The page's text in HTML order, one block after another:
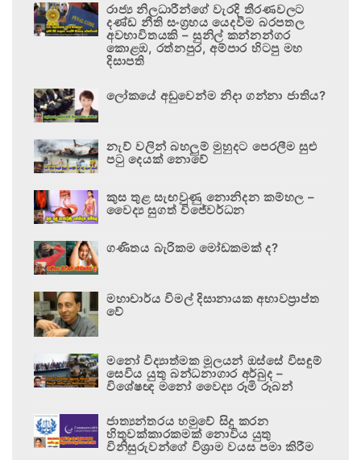
රාජ්‍ය නිලධාරීන්ගේ වැරදි තීරණවලට
දණ්ඩ නීති සංග්‍රහය යෙදවීම බරපතල
අවභාවිතයකි – සුනිල් කන්නන්ගර
කොළඹ, රත්නපුර, අම්පාර හිටපු මහ
දිසාපති
ලෝකයේ අඩුවෙන්ම නිදා ගන්නා ජාතිය?
නැව් වලින් බහලුම් මුහුදට පෙරලීම සුළු
පටු දෙයක් නොවේ
කුස තුළ සැඟවුණු නොනිදන කම්හල –
වෛද්‍ය සුගත් විජේවර්ධන
ගණිතය බැරිකම මෝඩකමක් ද?
මහාචාර්ය විමල් දිසානායක අභාවප්‍රාප්ත
වේ
මනෝ විද්‍යාත්මක මූලයන් ඔස්සේ විසඳුම්
සෙවිය යුතු බන්ධනාගාර අර්බුද –
විශේෂඥ මනෝ වෛද්‍ය රූමි රූබන්
ජාත්‍යන්තරය හමුවේ සිදු කරන
හිතුවක්කාරකමක් නොවිය යුතු
විනිසුරුවන්ගේ විශ්‍රාම වයස පමා කිරීම